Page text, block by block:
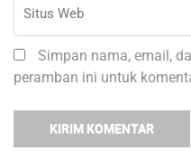
Simpan nama, email,
peramban ini untuk